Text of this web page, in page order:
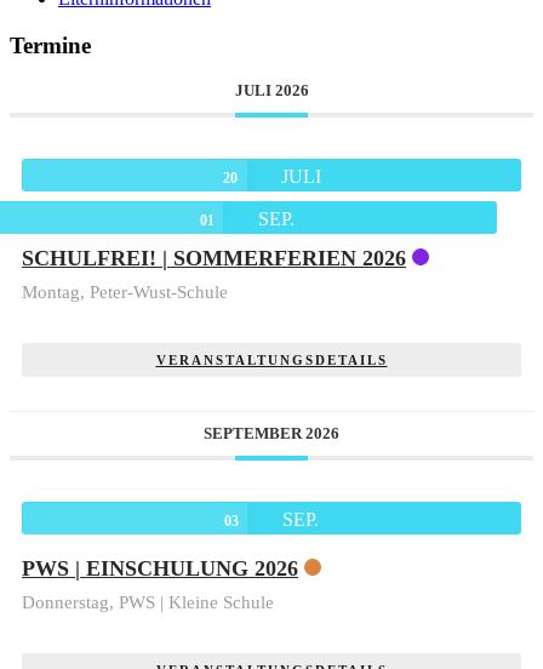
Termine
JULI 2026
20 JULI
01 SEP.
SCHULFREI! | SOMMERFERIEN 2026
Montag, Peter-Wust-Schule
VERANSTALTUNGSDETAILS
SEPTEMBER 2026
03 SEP.
PWS | EINSCHULUNG 2026
Donnerstag, PWS | Kleine Schule